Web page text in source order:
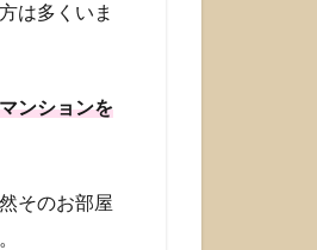
は多くいま
ンションを
そのお部屋